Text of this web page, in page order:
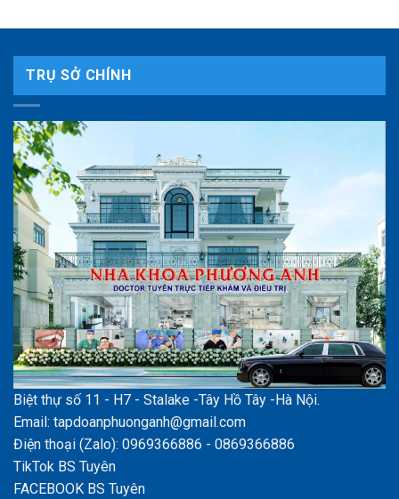
TRỤ SỞ CHÍNH
Biệt thự số 11 - H7 - Stalake -Tây Hồ Tây -Hà Nội.
Email: tapdoanphuonganh@gmail.com
Điện thoại (Zalo): 0969366886 - 0869366886
TikTok BS Tuyên
FACEBOOK BS Tuyên